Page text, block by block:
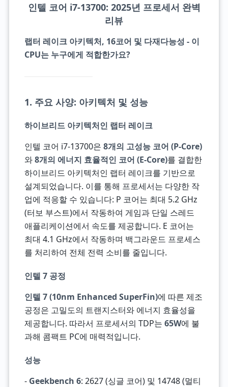
인텔 코어 i7-13700: 2025년 프로세서 완벽
리뷰
랩터 레이크 아키텍처, 16코어 및 다재다능성 - 이
CPU는 누구에게 적합한가요?
1. 주요 사양: 아키텍처 및 성능
하이브리드 아키텍처인 랩터 레이크
인텔 코어 i7-13700은 8개의 고성능 코어 (P-Core)
와8개의 에너지 효율적인 코어 (E-Core)를 결합한
하이브리드 아키텍처인 랩터 레이크를 기반으로
설계되었습니다. 이를 통해 프로세서는 다양한 작
업에 적응할 수 있습니다: P 코어는 최대 5.2 GHz
(터보 부스트)에서 작동하여 게임과 단일 스레드
애플리케이션에서 속도를 제공합니다. E 코어는
최대 4.1 GHz에서 작동하며 백그라운드 프로세스
를 처리하여 전체 전력 소비를 줄입니다.
인텔 7 공정
인텔 7 (10nm Enhanced SuperFin)에 따른 제조
공정은 고밀도의 트랜지스터와 에너지 효율성을
제공합니다. 따라서 프로세서의 TDP는 65W에 불
과해 콤팩트 PC에 매력적입니다.
성능
- Geekbench 6: 2627 (싱글 코어) 및 14748 (멀티